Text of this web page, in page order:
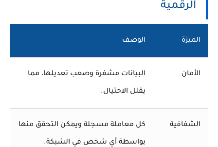
الرقمية
الميزة الوصف
الأمان البيانات مشفرة وصعب تعديلها، مما
يقلل الاحتيال.
الشفافية كل معاملة مسجلة ويمكن التحقق منها
بواسطة أي شخص في الشبكة.